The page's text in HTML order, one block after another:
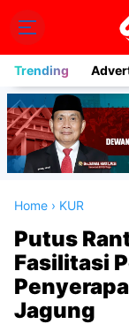
Trending
Home › KUR
Putus
Fasilitasi
Jagung